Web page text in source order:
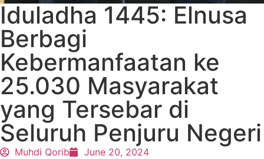
Iduladha 1445: Elnusa
Berbagi
Kebermanfaatan ke
25.030 Masyarakat
yang Tersebar di
Seluruh Penjuru Negeri
Muhdi Qorib June 20, 2024